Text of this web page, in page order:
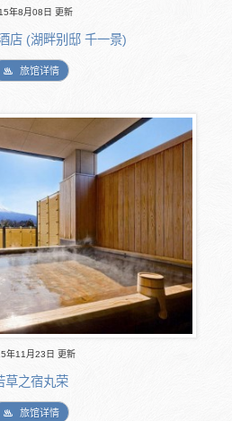
年8月08日 更新
店 (湖畔别邸 千一景)
旅馆详情
年11月23日 更新
草之宿丸荣
旅馆详情